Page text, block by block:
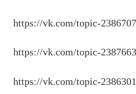
https://vk.com/topic-
https://vk.com/topic-
https://vk.com/topic-